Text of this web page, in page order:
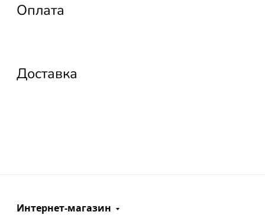
Оплата
Доставка
Интернет-магазин